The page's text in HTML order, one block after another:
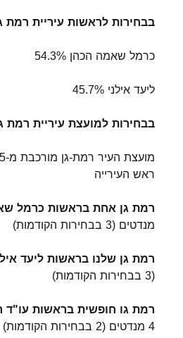
בבחירות לראשות עיריית רמת
כרמל שאמה הכהן 54.3%
ליעד אילני 45.7%
בבחירות למועצת עיריית רמת
ראש העירייה
רמת גן אחת בראשות כרמל
מנדטים (3 בבחירות הקודמות)
רמת גן שלנו בראשות ליעד
(3 בבחירות הקודמות)
רמת גו חופשית בראשות עו"ד
4 מנדטים (2 בבחירות הקודמות)